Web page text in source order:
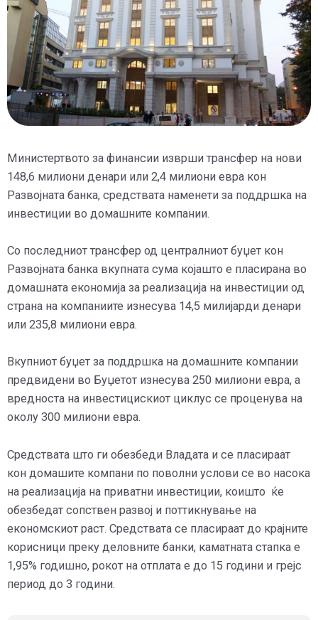
Министертвото за финансии изврши трансфер на нови
148,6 милиони денари или 2,4 милиони евра кон
Развојната банка, средствата наменети за поддршка на
инвестиции во домашните компании.
Со последниот трансфер од централниот буџет кон
Развојната банка вкупната сума којашто е пласирана во
домашната економија за реализација на инвестиции од
страна на компаниите изнесува 14,5 милијарди денари
или 235,8 милиони евра.
Вкупниот буџет за поддршка на домашните компании
предвидени во Буџетот изнесува 250 милиони евра, а
вредноста на инвестицискиот циклус се проценува на
околу 300 милиони евра.
Средствата што ги обезбеди Владата и се пласираат
кон домашите компани по поволни услови се во насока
на реализација на приватни инвестиции, коишто ќе
обезбедат сопствен развој и поттикнување на
економскиот раст. Средствата се пласираат до крајните
корисници преку деловните банки, каматната стапка е
1,95% годишно, рокот на отплата е до 15 години и грејс
период до 3 години.